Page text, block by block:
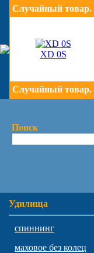
Случайный товар.
XD 0S
Случайный товар.
Поиск
Удилища
спиннинг
маховое без колец